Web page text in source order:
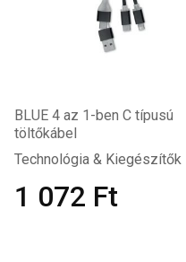
BLUE 4 az 1-ben C típusú
töltőkábel
Technológia & Kiegészítők
1 072 Ft